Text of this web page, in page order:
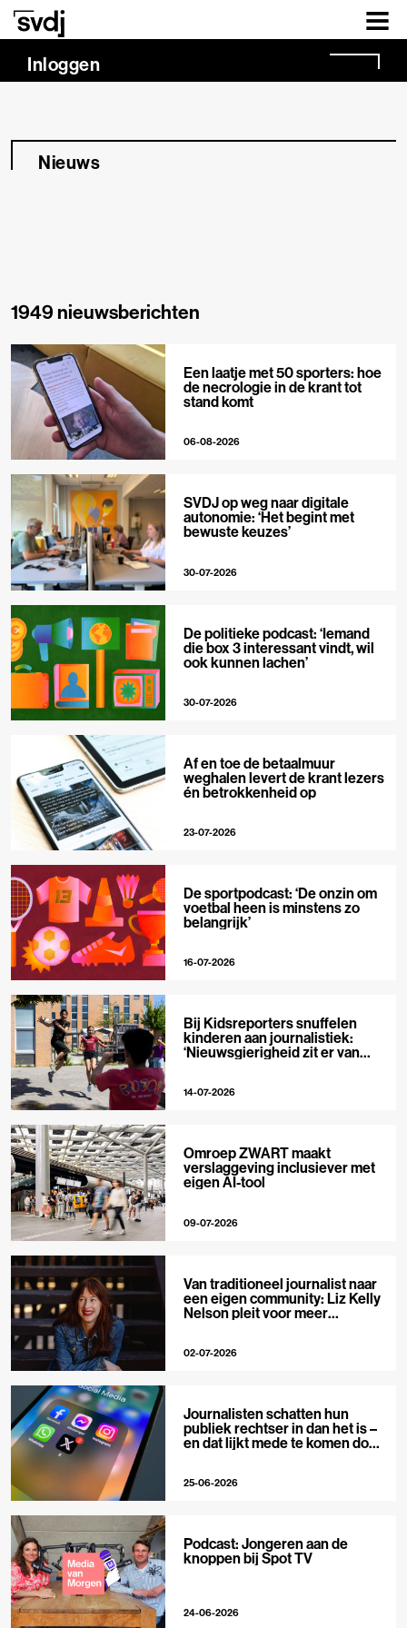
Naar hoofdinhoud
Inloggen
Nieuws
1949 nieuwsberichten
Een laatje met 50 sporters: hoe
de necrologie in de krant tot
stand komt
06-08-2026
SVDJ op weg naar digitale
autonomie: ‘Het begint met
bewuste keuzes’
30-07-2026
De politieke podcast: ‘Iemand
die box 3 interessant vindt, wil
ook kunnen lachen’
30-07-2026
Af en toe de betaalmuur
weghalen levert de krant lezers
én betrokkenheid op
23-07-2026
De sportpodcast: ‘De onzin om
voetbal heen is minstens zo
belangrijk’
16-07-2026
Bij Kidsreporters snuffelen
kinderen aan journalistiek:
‘Nieuwsgierigheid zit er van
14-07-2026
Omroep ZWART maakt
verslaggeving inclusiever met
eigen AI-tool
09-07-2026
Van traditioneel journalist naar
een eigen community: Liz Kelly
Nelson pleit voor meer
02-07-2026
Journalisten schatten hun
publiek rechtser in dan het is –
en dat lijkt mede te komen door
25-06-2026
Podcast: Jongeren aan de
knoppen bij Spot TV
24-06-2026